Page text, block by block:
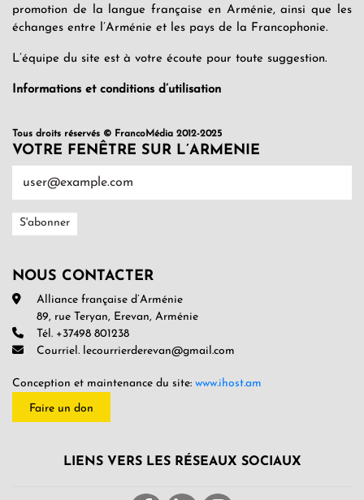
promotion de la langue française en Arménie, ainsi que les
échanges entre l’Arménie et les pays de la Francophonie.
L’équipe du site est à votre écoute pour toute suggestion.
Informations et conditions d’utilisation
Tous droits réservés © FrancoMédia 2012-2025
VOTRE FENÊTRE SUR L’ARMENIE
NOUS CONTACTER
Alliance française d’Arménie
89, rue Teryan, Erevan, Arménie
Tél. +37498 801238
Courriel. lecourrierderevan@gmail.com
Conception et maintenance du site: www.ihost.am
Faire un don
LIENS VERS LES RÉSEAUX SOCIAUX